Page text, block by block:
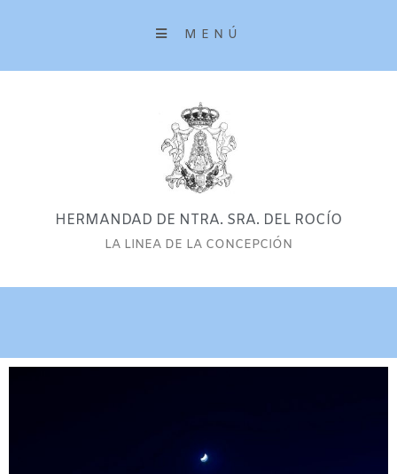
MENÚ
HERMANDAD DE NTRA. SRA. DEL ROCÍO
LA LINEA DE LA CONCEPCIÓN